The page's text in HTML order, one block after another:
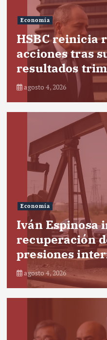
Economía
HSBC reinicia
acciones tras
resultados
agosto 4, 2026
Economía
Iván Espinosa
recuperación
presiones
agosto 4, 2026